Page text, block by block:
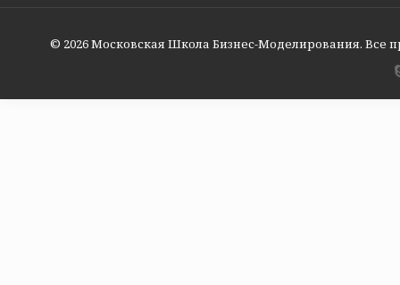
© 2026 Московская Школа Бизнес-Моделирования.